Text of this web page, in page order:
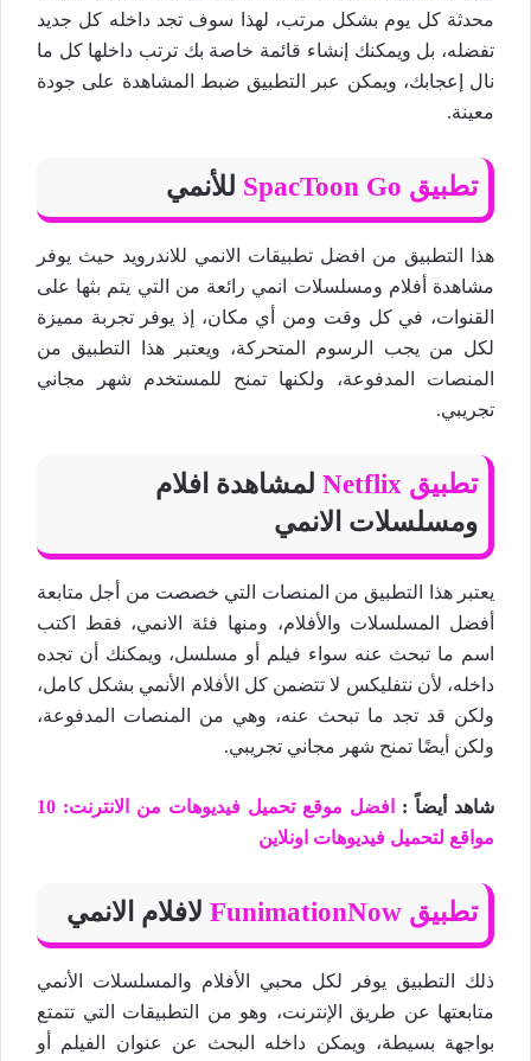
محدثة كل يوم بشكل مرتب، لهذا سوف تجد داخله كل جديد
تفضله، بل ويمكنك إنشاء قائمة خاصة بك ترتب داخلها كل ما
نال إعجابك، ويمكن عبر التطبيق ضبط المشاهدة على جودة
معينة.
تطبيق SpacToon Go للأنمي
هذا التطبيق من افضل تطبيقات الانمي للاندرويد حيث يوفر
مشاهدة أفلام ومسلسلات انمي رائعة من التي يتم بثها على
القنوات، في كل وقت ومن أي مكان، إذ يوفر تجربة مميزة
لكل من يجب الرسوم المتحركة، ويعتبر هذا التطبيق من
المنصات المدفوعة، ولكنها تمنح للمستخدم شهر مجاني
تجريبي.
تطبيق Netflix
لمشاهدة افلام
ومسلسلات الانمي
يعتبر هذا التطبيق من المنصات التي خصصت من أجل متابعة
أفضل المسلسلات والأفلام، ومنها فئة الانمي، فقط اكتب
اسم ما تبحث عنه سواء فيلم أو مسلسل، ويمكنك أن تجده
داخله، لأن نتفليكس لا تتضمن كل الأفلام الأنمي بشكل كامل،
ولكن قد تجد ما تبحث عنه، وهي من المنصات المدفوعة،
ولكن أيضًا تمنح شهر مجاني تجريبي.
شاهد أيضاً :
افضل موقع تحميل فيديوهات من الانترنت: 10
مواقع لتحميل فيديوهات اونلاين
تطبيق FunimationNow لافلام الانمي
ذلك التطبيق يوفر لكل محبي الأفلام والمسلسلات الأنمي
متابعتها عن طريق الإنترنت، وهو من التطبيقات التي تتمتع
بواجهة بسيطة، ويمكن داخله البحث عن عنوان الفيلم أو